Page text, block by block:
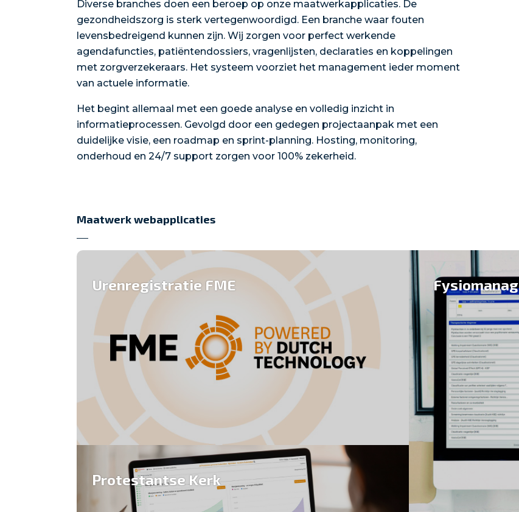
Diverse branches doen een beroep op onze maatwerkapplicaties. De
gezondheidszorg is sterk vertegenwoordigd. Een branche waar fouten
levensbedreigend kunnen zijn. Wij zorgen voor perfect werkende
agendafuncties, patiëntendossiers, vragenlijsten, declaraties en koppelingen
met zorgverzekeraars. Het systeem voorziet het management ieder moment
van actuele informatie.
Het begint allemaal met een goede analyse en volledig inzicht in
informatieprocessen. Gevolgd door een gedegen projectaanpak met een
duidelijke visie, een roadmap en sprint-planning. Hosting, monitoring,
onderhoud en 24/7 support zorgen voor 100% zekerheid.
Maatwerk webapplicaties
Urenregistratie FME
Protestantse Kerk